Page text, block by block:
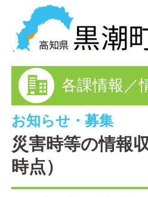
HOME
まちの情報
各課情報
各課情報／
お知らせ・募集
災害時等の情報
時点）